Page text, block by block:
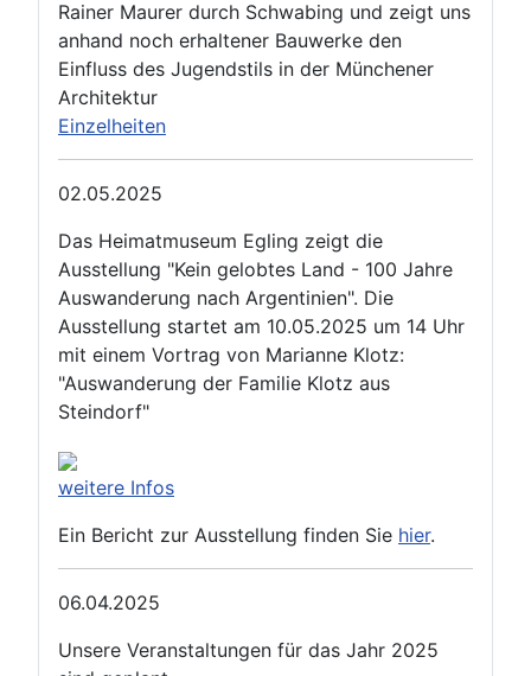
Rainer Maurer durch Schwabing und zeigt uns
anhand noch erhaltener Bauwerke den
Einfluss des Jugendstils in der Münchener
Architektur
Einzelheiten
02.05.2025
Das Heimatmuseum Egling zeigt die
Ausstellung "Kein gelobtes Land - 100 Jahre
Auswanderung nach Argentinien". Die
Ausstellung startet am 10.05.2025 um 14 Uhr
mit einem Vortrag von Marianne Klotz:
"Auswanderung der Familie Klotz aus
Steindorf"
weitere Infos
Ein Bericht zur Ausstellung finden Sie hier.
06.04.2025
Unsere Veranstaltungen für das Jahr 2025